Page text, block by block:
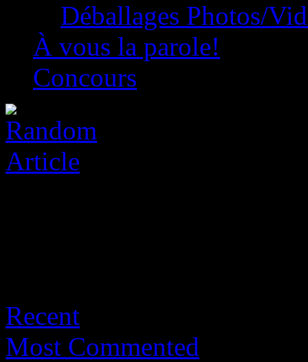
Déballages Photos/
À vous la parole!
Concours
Recent
Most Commented